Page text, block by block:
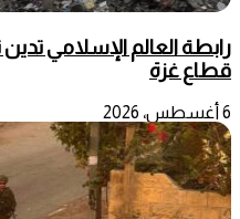
رابطة العالم الإسلامي
قطاع غزة
6 أغسطس، 2026